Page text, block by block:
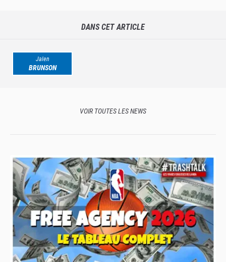
DANS CET ARTICLE
Jalen
BRUNSON
VOIR TOUTES LES NEWS